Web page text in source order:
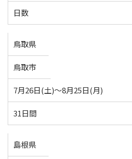
日数
鳥取県
鳥取市
7月26日(土)～8月25日(月)
31日間
島根県